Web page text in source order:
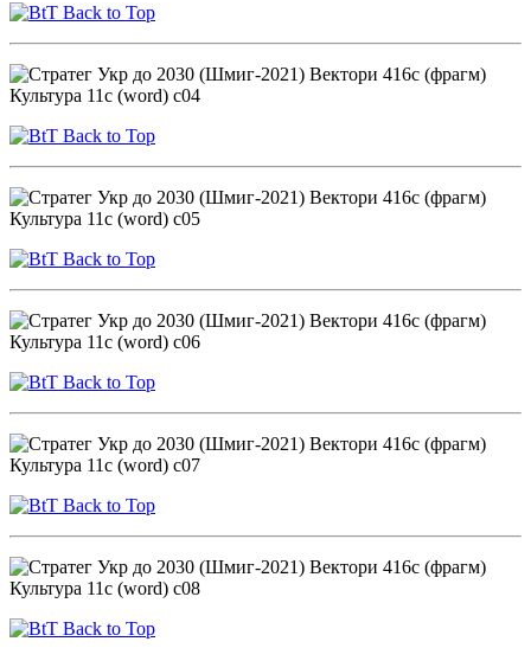
Back to Top
Back to Top
Back to Top
Back to Top
Back to Top
Back to Top